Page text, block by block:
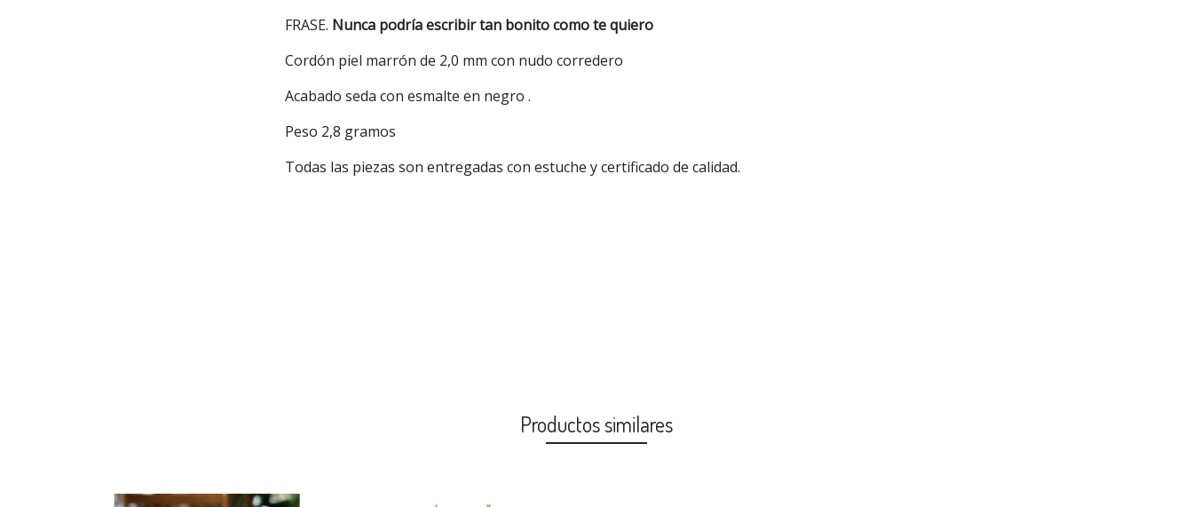
FRASE. Nunca podría escribir tan bonito como te quiero
Cordón piel marrón de 2,0 mm con nudo corredero
Acabado seda con esmalte en negro .
Peso 2,8 gramos
Todas las piezas son entregadas con estuche y certificado de calidad.
Productos similares